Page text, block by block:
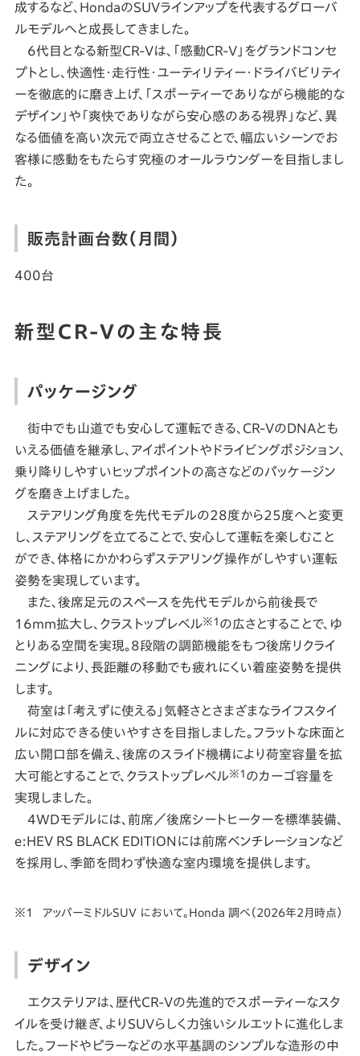
成するなど、HondaのSUVラインアップを代表するグローバ
ルモデルへと成長してきました。
6代目となる新型CR-Vは、「感動CR-V」をグランドコンセ
プトとし、快適性・走行性・ユーティリティー・ドライバビリティ
ーを徹底的に磨き上げ、「スポーティーでありながら機能的な
デザイン」や「爽快でありながら安心感のある視界」など、異
なる価値を高い次元で両立させることで、幅広いシーンでお
客様に感動をもたらす究極のオールラウンダーを目指しまし
た。
販売計画台数（月間）
400台
新型CR-Vの主な特長
パッケージング
街中でも山道でも安心して運転できる、CR-VのDNAとも
いえる価値を継承し、アイポイントやドライビングポジション、
乗り降りしやすいヒップポイントの高さなどのパッケージン
グを磨き上げました。
ステアリング角度を先代モデルの28度から25度へと変更
し、ステアリングを立てることで、安心して運転を楽しむこと
ができ、体格にかかわらずステアリング操作がしやすい運転
姿勢を実現しています。
また、後席足元のスペースを先代モデルから前後長で
16mm拡大し、クラストップレベル※1 の広さとすることで、ゆ
とりある空間を実現。8段階の調節機能をもつ後席リクライ
ニングにより、⾧距離の移動でも疲れにくい着座姿勢を提供
します。
荷室は「考えずに使える」気軽さとさまざまなライフスタイ
ルに対応できる使いやすさを目指しました。フラットな床面と
広い開口部を備え、後席のスライド機構により荷室容量を拡
大可能とすることで、クラストップレベル※1 のカーゴ容量を
実現しました。
4WDモデルには、前席／後席シートヒーターを標準装備、
e:HEV RS BLACK EDITIONには前席ベンチレーションなど
を採用し、季節を問わず快適な室内環境を提供します。
アッパーミドルSUV において。Honda 調べ（2026年2月時点）
デザイン
エクステリアは、歴代CR-Vの先進的でスポーティーなスタ
イルを受け継ぎ、よりSUVらしく力強いシルエットに進化しま
した。フードやピラーなどの水平基調のシンプルな造形の中